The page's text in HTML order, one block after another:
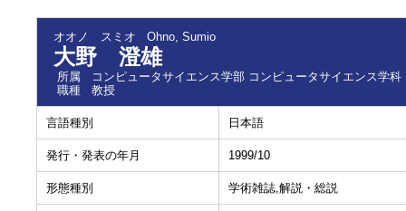
オオノ スミオ Ohno, Sumio
大野 澄雄
所属
コンピュータサイエンス学部 コンピュータサイエンス学科
職種
教授
言語種別 日本語
発行・発表の年月 1999/10
形態種別 学術雑誌,解説・総説